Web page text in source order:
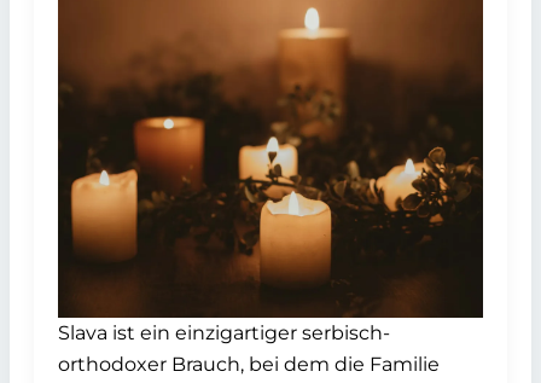
Slava ist ein einzigartiger serbisch-
orthodoxer Brauch, bei dem die Familie